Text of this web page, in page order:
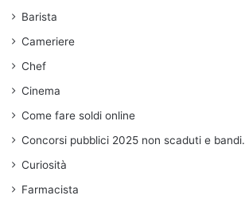
Barista
Cameriere
Chef
Cinema
Come fare soldi online
Concorsi pubblici 2025 non scaduti e bandi.
Curiosità
Farmacista